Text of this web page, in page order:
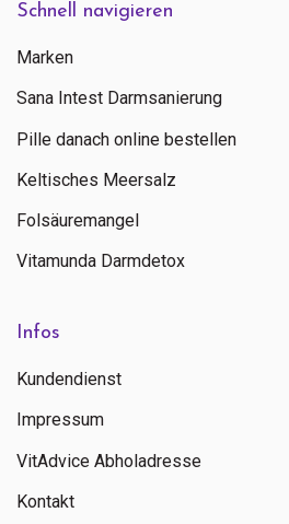
Schnell navigieren
Marken
Sana Intest Darmsanierung
Pille danach online bestellen
Keltisches Meersalz
Folsäuremangel
Vitamunda Darmdetox
Infos
Kundendienst
Impressum
VitAdvice Abholadresse
Kontakt